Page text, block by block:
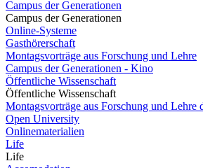
Campus der Generationen
Campus der Generationen
Online-Systeme
Gasthörerschaft
Montagsvorträge aus Forschung und Lehre
Campus der Generationen - Kino
Öffentliche Wissenschaft
Öffentliche Wissenschaft
Montagsvorträge aus Forschung und Lehre
Open University
Onlinematerialien
Life
Life